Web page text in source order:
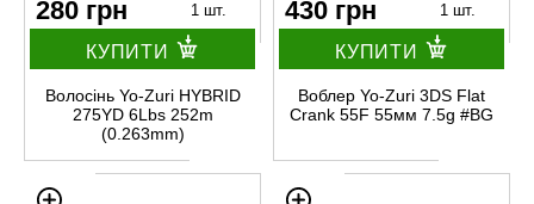
280 грн 1 шт.
КУПИТИ
Волосінь Yo-Zuri HYBRID
275YD 6Lbs 252m
(0.263mm)
430 грн 1 шт.
КУПИТИ
Воблер Yo-Zuri 3DS Flat
Crank 55F 55мм 7.5g #BG